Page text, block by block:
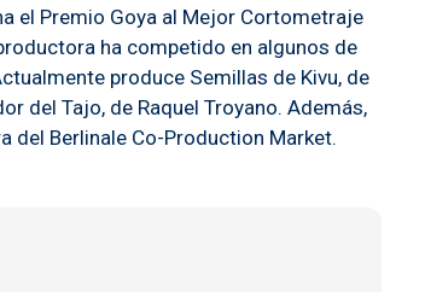
el Premio Goya al Mejor Cortometraje
ha competido en algunos de
produce Semillas de Kivu, de
del Tajo, de Raquel Troyano. Además,
del Berlinale Co-Production Market.